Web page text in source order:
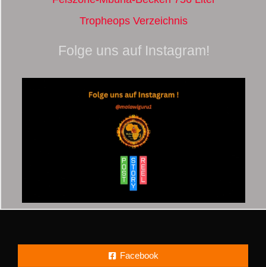
Tropheops Verzeichnis
Folge uns auf Instagram!
Facebook